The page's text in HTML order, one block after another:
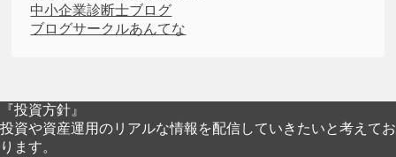
中小企業診断士ブログ
ブログサークルあんてな
『投資方針』
投資や資産運用のリアルな情報を配信していきたいと考えてお
ります。